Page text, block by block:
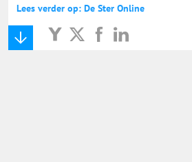
Lees verder op: De Ster Online